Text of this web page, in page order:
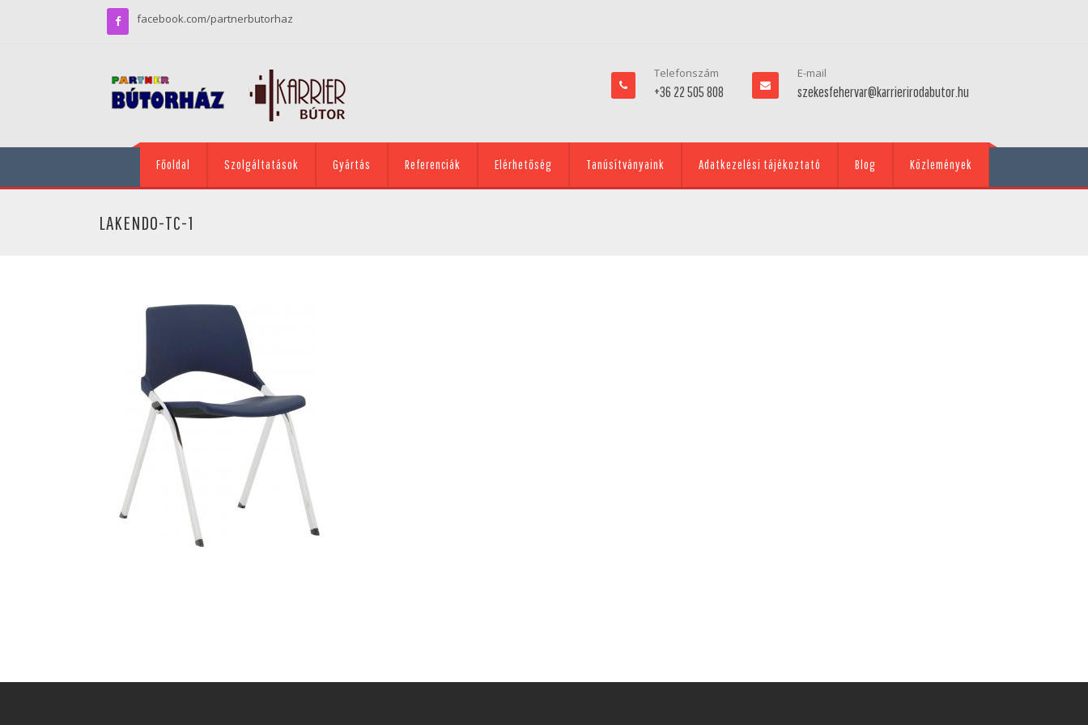
facebook.com/partnerbutorhaz
Telefonszám
+36 22 505 808
E-mail
szekesfehervar@karrierirodabutor.hu
Főoldal Szolgáltatások Gyártás Referenciák Elérhetőség Tanúsítványaink Adatkezelési tájékoztató Blog Közlemények
LAKENDO-TC-1